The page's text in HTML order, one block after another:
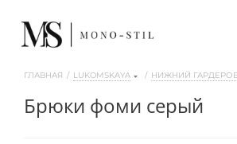
ГЛАВНАЯ / LUKOMSKAYA / НИЖНИЙ ГАРДЕРОБ
брюки фоми серый